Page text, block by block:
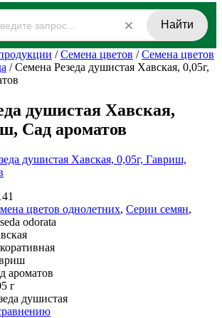
Найти
/Семена цветов /Семена цветов
/Семена Резеда душистая Хавская, 0,05г,
душистая Хавская,
Сад ароматов
цветов однолетних, Серии семян,
odorata
ароматов
г
душистая